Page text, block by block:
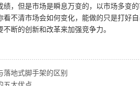
，但是市场是瞬息万变的，以市场多变的
清市场会如何变化，能做的只是打好
断的创新和改革来加强竞争力。
落地式脚手架的区别
五大优点